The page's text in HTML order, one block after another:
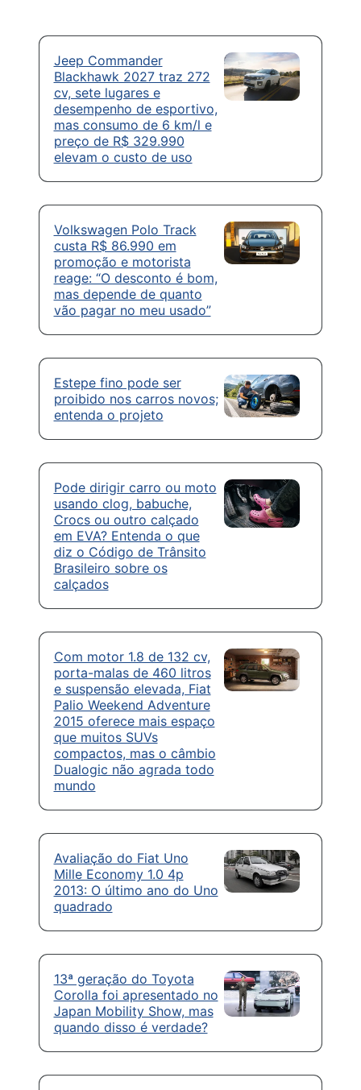
Jeep Commander
Blackhawk 2027 traz 272
cv, sete lugares e
desempenho de esportivo,
mas consumo de 6 km/l e
preço de R$ 329.990
elevam o custo de uso
Volkswagen Polo Track
custa R$ 86.990 em
promoção e motorista
reage: “O desconto é bom,
mas depende de quanto
vão pagar no meu usado”
Estepe fino pode ser
proibido nos carros novos;
entenda o projeto
Pode dirigir carro ou moto
usando clog, babuche,
Crocs ou outro calçado
em EVA? Entenda o que
diz o Código de Trânsito
Brasileiro sobre os
calçados
Com motor 1.8 de 132 cv,
porta-malas de 460 litros
e suspensão elevada, Fiat
Palio Weekend Adventure
2015 oferece mais espaço
que muitos SUVs
compactos, mas o câmbio
Dualogic não agrada todo
mundo
Avaliação do Fiat Uno
Mille Economy 1.0 4p
2013: O último ano do Uno
quadrado
13ª geração do Toyota
Corolla foi apresentado no
Japan Mobility Show, mas
quando disso é verdade?